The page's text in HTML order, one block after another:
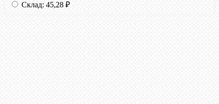
Склад: 45,28 ₽